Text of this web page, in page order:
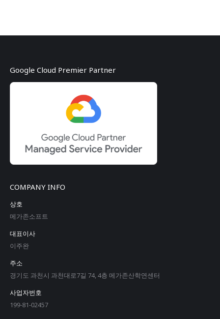
Google Cloud Premier Partner
COMPANY INFO
상호
메가존소프트
대표이사
이주완
주소
경기도 과천시 과천대로7길 74, 4층 메가존산학연센터
사업자번호
199-81-02457